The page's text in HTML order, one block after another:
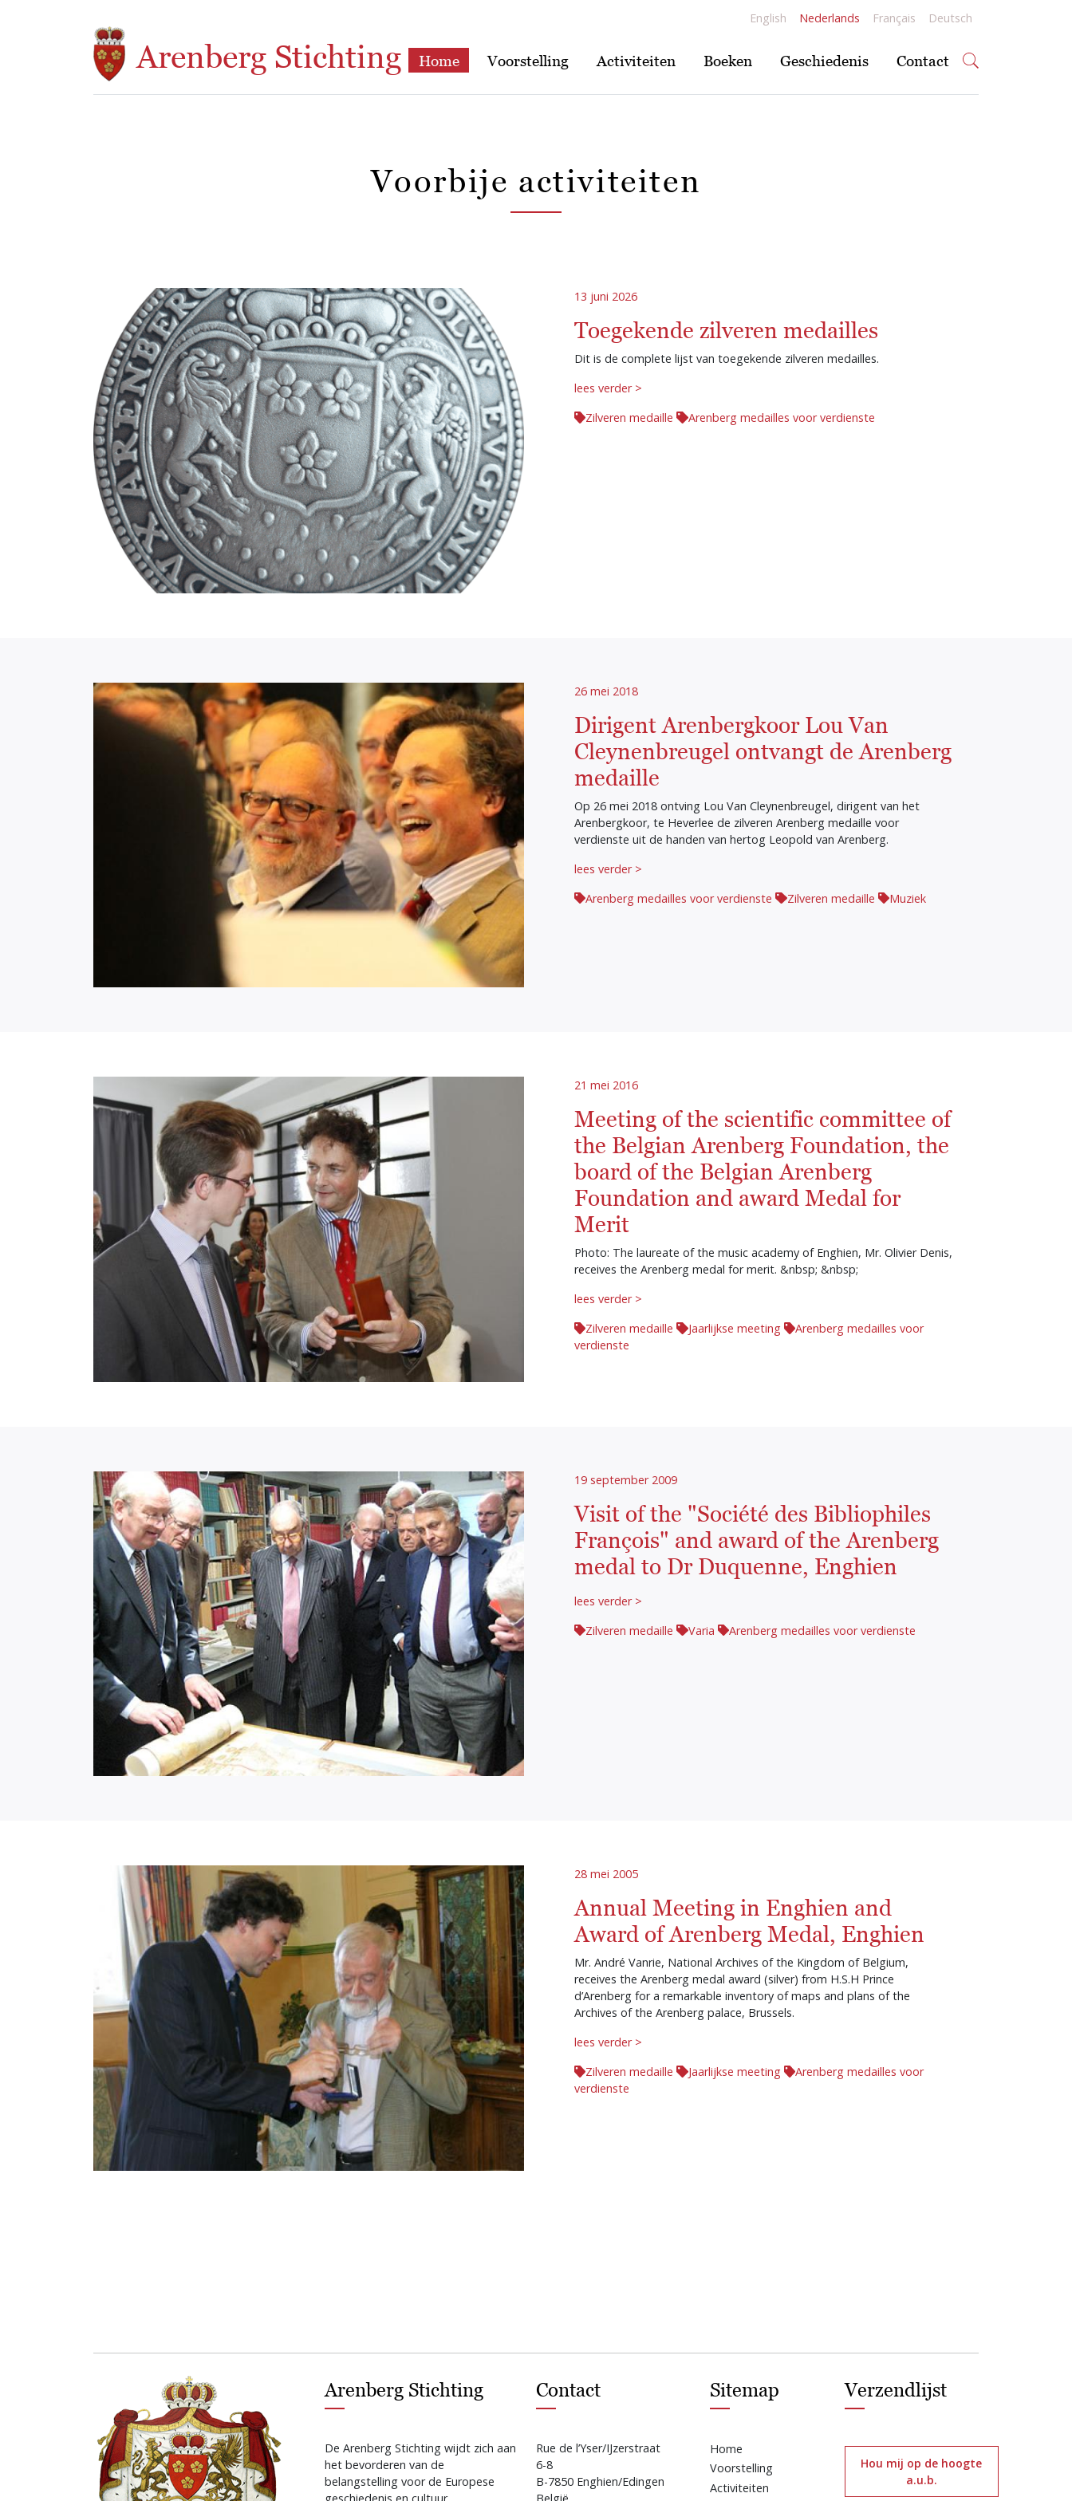
English Nederlands Français Deutsch
Arenberg Stichting Home Voorstelling Activiteiten Boeken Geschiedenis Contact
Voorbije activiteiten
13 juni 2026
Toegekende zilveren medailles
Dit is de complete lijst van toegekende zilveren medailles.
lees verder >
Zilveren medaille
Arenberg medailles voor verdienste
26 mei 2018
Dirigent Arenbergkoor Lou Van
Cleynenbreugel ontvangt de Arenberg
medaille
Op 26 mei 2018 ontving Lou Van Cleynenbreugel, dirigent van het
Arenbergkoor, te Heverlee de zilveren Arenberg medaille voor
verdienste uit de handen van hertog Leopold van Arenberg.
lees verder >
Arenberg medailles voor verdienste
Zilveren medaille Muziek
21 mei 2016
Meeting of the scientific committee of
the Belgian Arenberg Foundation, the
board of the Belgian Arenberg
Foundation and award Medal for
Merit
Photo: The laureate of the music academy of Enghien, Mr. Olivier Denis,
receives the Arenberg medal for merit. &nbsp; &nbsp;
lees verder >
Zilveren medaille
Jaarlijkse meeting
Arenberg medailles voor
verdienste
19 september 2009
Visit of the "Société des Bibliophiles
François" and award of the Arenberg
medal to Dr Duquenne, Enghien
lees verder >
Zilveren medaille
Varia Arenberg medailles voor verdienste
28 mei 2005
Annual Meeting in Enghien and
Award of Arenberg Medal, Enghien
Mr. André Vanrie, National Archives of the Kingdom of Belgium,
receives the Arenberg medal award (silver) from H.S.H Prince
d’Arenberg for a remarkable inventory of maps and plans of the
Archives of the Arenberg palace, Brussels.
lees verder >
Zilveren medaille
Jaarlijkse meeting
Arenberg medailles voor
verdienste
Arenberg Stichting
De Arenberg Stichting wijdt zich aan
het bevorderen van de
belangstelling voor de Europese
geschiedenis en cultuur.
Contact
Rue de l’Yser/IJzerstraat
6-8
B-7850 Enghien/Edingen
België
Sitemap
Home
Voorstelling
Activiteiten
Verzendlijst
Hou mij op de hoogte
a.u.b.